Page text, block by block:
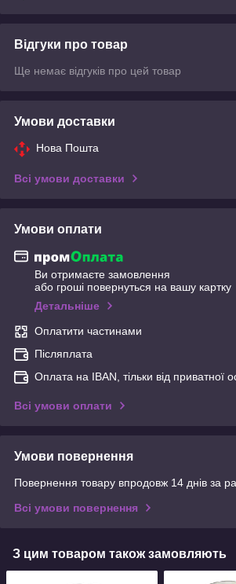
Відгуки про товар
Ще немає відгуків про цей товар
Умови доставки
Нова Пошта
Всі умови доставки
Умови оплати
Ви отримаєте замовлення
або гроші повернуться на вашу картку
Детальніше
Оплатити частинами
Післяплата
Оплата на IBAN, тільки від приватної
Всі умови оплати
Умови повернення
Повернення товару впродовж 14 днів за
Всі умови повернення
З цим товаром також замовляють